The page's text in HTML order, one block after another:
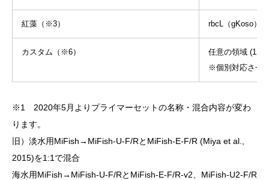
紅藻（※3） rbcL（gKoso）
カスタム（※6）
任意の領域 (120
※個別対応させ
※1 2020年5月よりプライマーセットの名称・混合内容が変わ
ります。
旧）淡水用MiFish→MiFish-U-F/RとMiFish-E-F/R (Miya et al.,
2015)を1:1で混合
海水用MiFish→MiFish-U-F/RとMiFish-E-F/R-v2、MiFish-U2-F/R